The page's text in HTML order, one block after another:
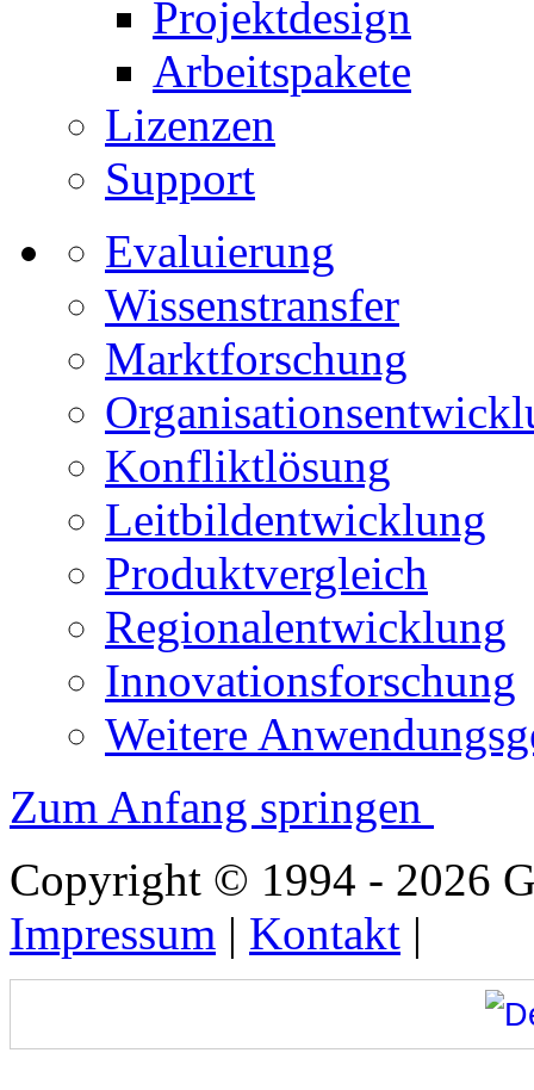
Projektdesign
Arbeitspakete
Lizenzen
Support
Evaluierung
Wissenstransfer
Marktforschung
Konfliktlösung
Leitbildentwicklung
Produktvergleich
Regionalentwicklung
Innovationsforschung
Weitere
Zum Anfang springen
Copyright © 1994 - 2026
Impressum | Kontakt |